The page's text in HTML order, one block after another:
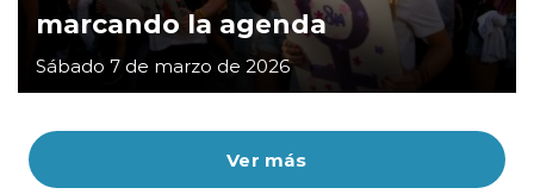
Ver más
marcando la agenda
Sábado 7 de marzo de 2026